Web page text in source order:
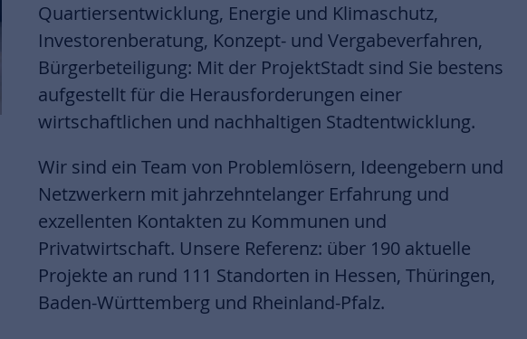
Quartiersentwicklung, Energie und Klimaschutz,
Investorenberatung, Konzept- und Vergabeverfahren,
Bürgerbeteiligung: Mit der ProjektStadt sind Sie bestens
aufgestellt für die Herausforderungen einer
wirtschaftlichen und nachhaltigen Stadtentwicklung.
Wir sind ein Team von Problemlösern, Ideengebern und
Netzwerkern mit jahrzehntelanger Erfahrung und
exzellenten Kontakten zu Kommunen und
Privatwirtschaft. Unsere Referenz: über 190 aktuelle
Projekte an rund 111 Standorten in Hessen, Thüringen,
Baden-Württemberg und Rheinland-Pfalz.